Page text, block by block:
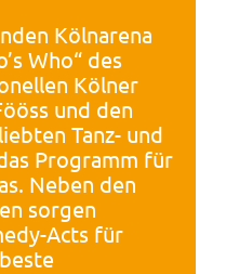
Kölnarena
Who“ des
Kölner
und den
Tanz- und
Programm für
Neben den
sorgen
Acts für